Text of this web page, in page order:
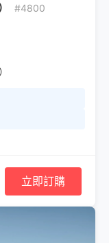
#4800
立即訂購